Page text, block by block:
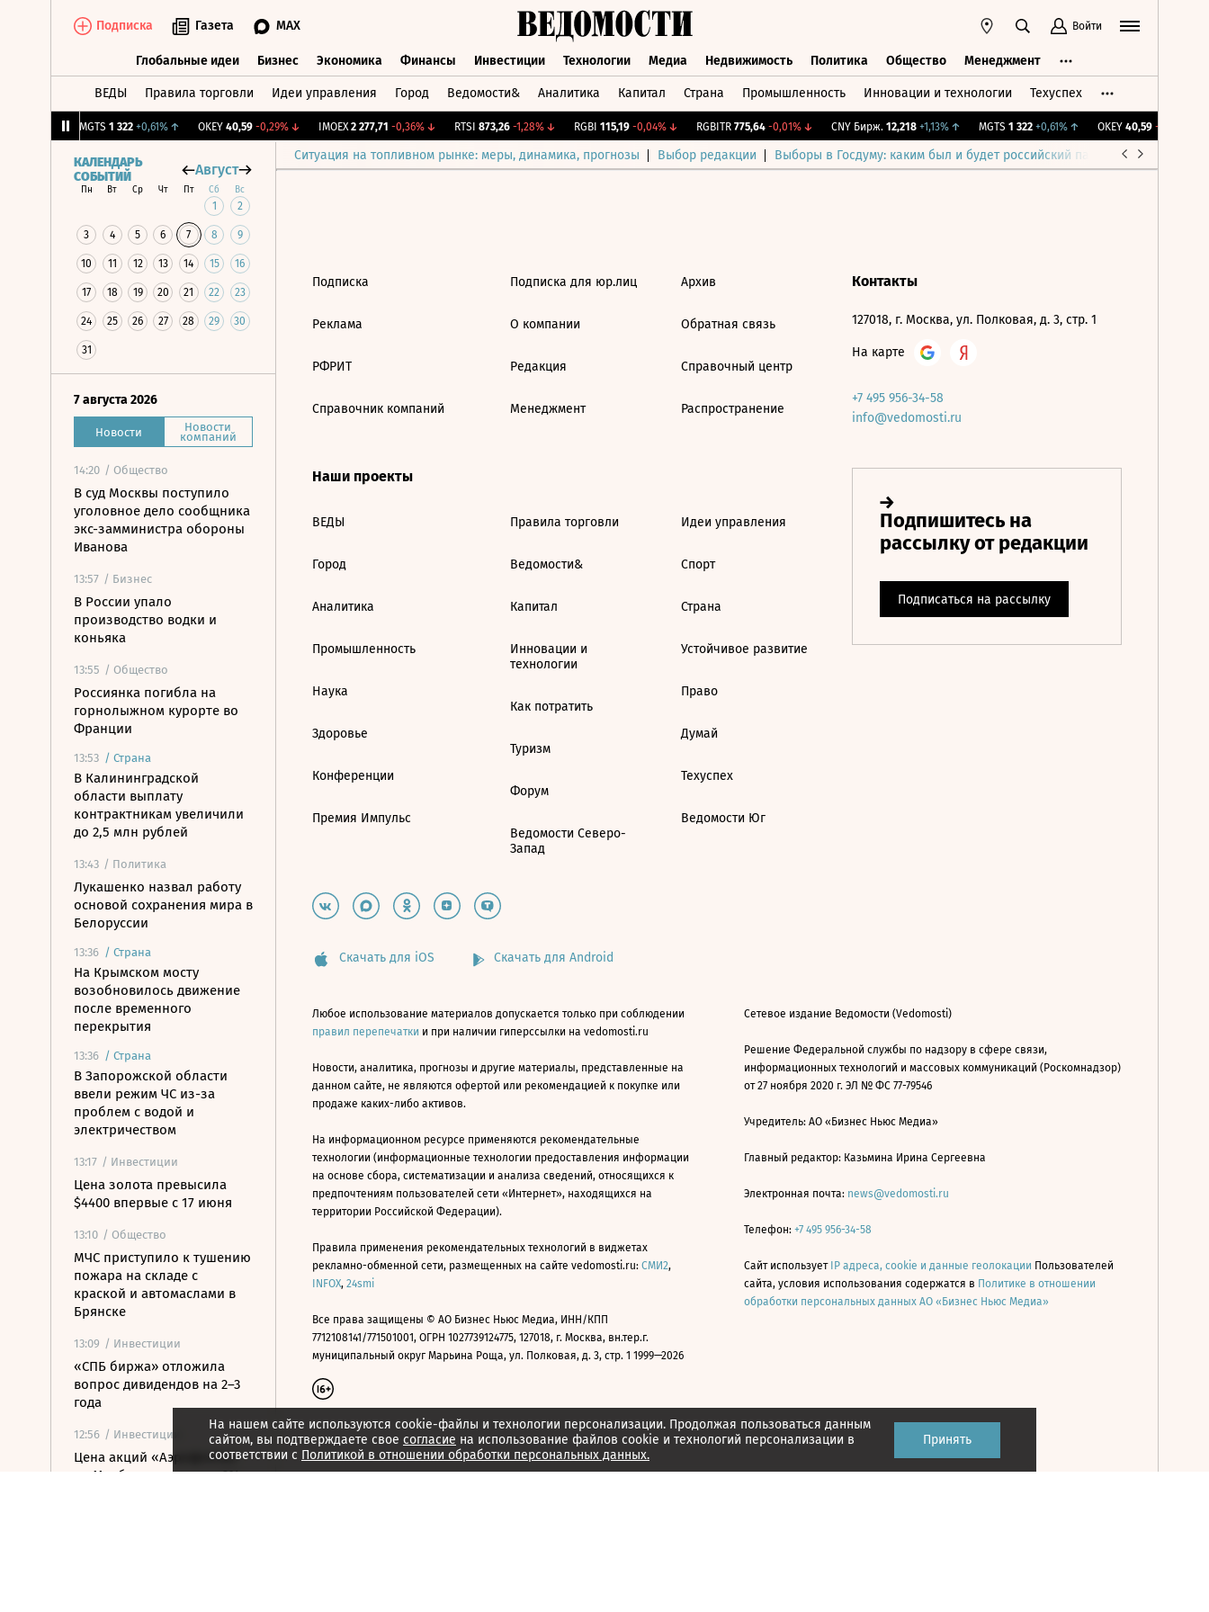
Подписка Газета MAX Войти
Глобальные идеи Бизнес Экономика Финансы Инвестиции Технологии Медиа Недвижимость Политика Общество Менеджмент
ВЕДЫ Правила торговли Идеи управления Город Ведомости& Аналитика Капитал Страна Промышленность Инновации и технологии Техуспех
MGTS 1 322 +0,61%↑ OKEY 40,59 -0,29%↓ IMOEX 2 277,71 -0,36%↓ RTSI 873,26 -1,28%↓ RGBI 115,19 -0,04%↓ RGBITR 775,64 -0,01%↓ CNY Бирж. 12,218 +1,13%↑ MGTS 1 322 +0,61%↑ OKEY 40,59 -0,29%
Ситуация на топливном рынке: меры, динамика, прогнозы Выбор редакции Выборы в Госдуму: каким был и будет российский парламент
КАЛЕНДАРЬ
СОБЫТИЙ
Август
Пн Вт Ср Чт Пт Сб Вс
1 2
3 4 5 6 7 8 9
10 11 12 13 14 15 16
17 18 19 20 21 22 23
24 25 26 27 28 29 30
31
7 августа 2026
Новости Новости
компаний
14:20 / Общество
В суд Москвы поступило
уголовное дело сообщника
экс-замминистра обороны
Иванова
13:57 / Бизнес
В России упало
производство водки и
коньяка
13:55 / Общество
Россиянка погибла на
горнолыжном курорте во
Франции
13:53 / Страна
В Калининградской
области выплату
контрактникам увеличили
до 2,5 млн рублей
13:43 / Политика
Лукашенко назвал работу
основой сохранения мира в
Белоруссии
13:36 / Страна
На Крымском мосту
возобновилось движение
после временного
перекрытия
13:36 / Страна
В Запорожской области
ввели режим ЧС из-за
проблем с водой и
электричеством
13:17 / Инвестиции
Цена золота превысила
$4400 впервые с 17 июня
13:10 / Общество
МЧС приступило к тушению
пожара на складе с
краской и автомаслами в
Брянске
13:09 / Инвестиции
«СПБ биржа» отложила
вопрос дивидендов на 2–3
года
12:56 / Инвестиции
Цена акций «Аэрофлота»
на Мосбирже упала на 2%
На нашем сайте используются cookie-файлы и технологии персонализации. Продолжая пользоваться данным
сайтом, вы подтверждаете свое согласие на использование файлов cookie и технологий персонализации в
соответствии с Политикой в отношении обработки персональных данных.
Принять
Подписка
Реклама
РФРИТ
Справочник компаний
Подписка для юр.лиц
О компании
Редакция
Менеджмент
Архив
Обратная связь
Справочный центр
Распространение
Наши проекты
ВЕДЫ
Город
Аналитика
Промышленность
Наука
Здоровье
Конференции
Премия Импульс
Правила торговли
Ведомости&
Капитал
Инновации и
технологии
Как потратить
Туризм
Форум
Ведомости Северо-
Запад
Идеи управления
Спорт
Страна
Устойчивое развитие
Право
Думай
Техуспех
Ведомости Юг
Контакты
127018, г. Москва, ул. Полковая, д. 3, стр. 1
На карте
+7 495 956-34-58
info@vedomosti.ru
Скачать для iOS Скачать для Android
Любое использование материалов допускается только при соблюдении
правил перепечатки и при наличии гиперссылки на vedomosti.ru
Новости, аналитика, прогнозы и другие материалы, представленные на
данном сайте, не являются офертой или рекомендацией к покупке или
продаже каких-либо активов.
На информационном ресурсе применяются рекомендательные
технологии (информационные технологии предоставления информации
на основе сбора, систематизации и анализа сведений, относящихся к
предпочтениям пользователей сети «Интернет», находящихся на
территории Российской Федерации).
Правила применения рекомендательных технологий в виджетах
рекламно-обменной сети, размещенных на сайте vedomosti.ru: СМИ2,
INFOX, 24smi
Все права защищены © АО Бизнес Ньюс Медиа, ИНН/КПП
7712108141/771501001, ОГРН 1027739124775, 127018, г. Москва, вн.тер.г.
муниципальный округ Марьина Роща, ул. Полковая, д. 3, стр. 1 1999—2026
Сетевое издание Ведомости (Vedomosti)
Решение Федеральной службы по надзору в сфере связи,
информационных технологий и массовых коммуникаций (Роскомнадзор)
от 27 ноября 2020 г. ЭЛ № ФС 77-79546
Учредитель: АО «Бизнес Ньюс Медиа»
Главный редактор: Казьмина Ирина Сергеевна
Электронная почта: news@vedomosti.ru
Телефон: +7 495 956-34-58
Сайт использует IP адреса, cookie и данные геолокации Пользователей
сайта, условия использования содержатся в Политике в отношении
обработки персональных данных АО «Бизнес Ньюс Медиа»